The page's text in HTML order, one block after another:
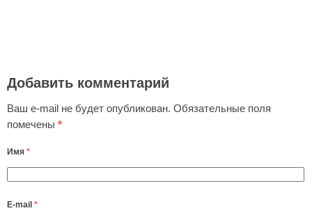
Добавить комментарий
Ваш e-mail не будет опубликован. Обязательные поля
помечены *
Имя *
E-mail *